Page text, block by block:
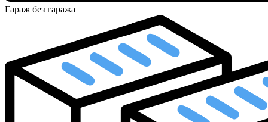
Гараж без гаража